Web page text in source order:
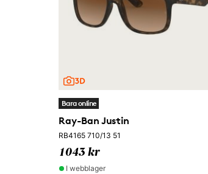
Bara online
Ray-Ban Justin
RB4165 710/13 51
1043 kr
I webblager